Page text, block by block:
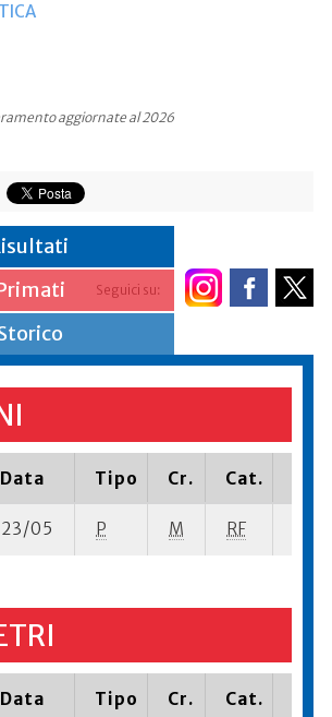
aggiornate al 2026
Seguici su:
Data Tipo Cr. Cat.
23/05 P M RF
Data Tipo Cr. Cat.